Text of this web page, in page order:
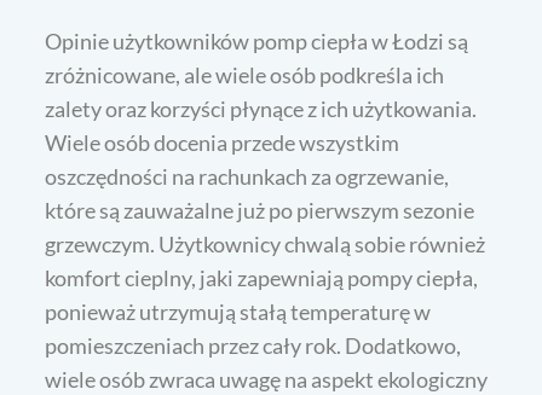
Opinie użytkowników pomp ciepła w Łodzi są
zróżnicowane, ale wiele osób podkreśla ich
zalety oraz korzyści płynące z ich użytkowania.
Wiele osób docenia przede wszystkim
oszczędności na rachunkach za ogrzewanie,
które są zauważalne już po pierwszym sezonie
grzewczym. Użytkownicy chwalą sobie również
komfort cieplny, jaki zapewniają pompy ciepła,
ponieważ utrzymują stałą temperaturę w
pomieszczeniach przez cały rok. Dodatkowo,
wiele osób zwraca uwagę na aspekt ekologiczny